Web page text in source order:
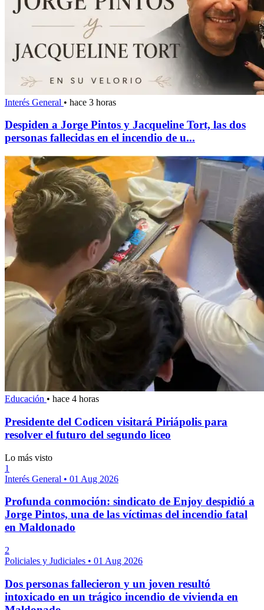
Interés General • hace 3 horas
Despiden a Jorge Pintos y Jacqueline Tort, las dos
personas fallecidas en el incendio de u...
Educación • hace 4 horas
Presidente del Codicen visitará Piriápolis para
resolver el futuro del segundo liceo
Lo más visto
1
Interés General • 01 Aug 2026
Profunda conmoción: sindicato de Enjoy despidió a
Jorge Pintos, una de las víctimas del incendio fatal
en Maldonado
2
Policiales y Judiciales • 01 Aug 2026
Dos personas fallecieron y un joven resultó
intoxicado en un trágico incendio de vivienda en